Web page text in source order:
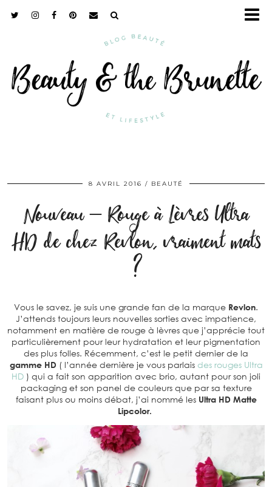
8 AVRIL 2016 BEAUTÉ
Nouveau – Rouge à Lèvres Ultra
HD de chez Revlon, vraiment mats
?
Vous le savez, je suis une grande fan de la marque Revlon.
J’attends toujours leurs nouvelles sorties avec impatience,
notamment en matière de rouge à lèvres que j’apprécie tout
particulièrement pour leur hydratation et leur pigmentation
des plus folles. Récemment, c’est le petit dernier de la
gamme HD ( l’année dernière je vous parlais des rouges Ultra
HD ) qui a fait son apparition avec brio, autant pour son joli
packaging et son panel de couleurs que par sa texture
faisant plus ou moins débat, j’ai nommé les Ultra HD Matte
Lipcolor.